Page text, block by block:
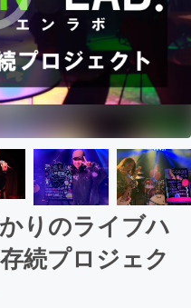
りのライブハ
続プロジェク